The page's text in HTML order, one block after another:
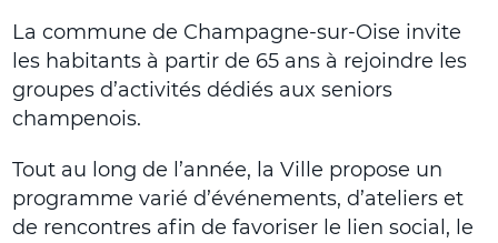
La commune de Champagne-sur-Oise invite
les habitants à partir de 65 ans à rejoindre les
groupes d’activités dédiés aux seniors
champenois.
Tout au long de l’année, la Ville propose un
programme varié d’événements, d’ateliers et
de rencontres afin de favoriser le lien social, le